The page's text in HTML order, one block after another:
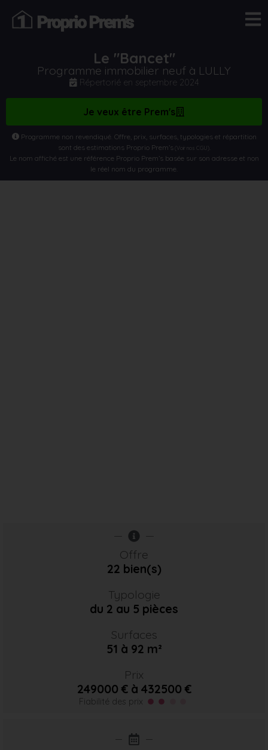
Le "Bancet"
Programme immobilier neuf à LULLY
Répertorié en septembre 2024
Je veux être Prem's
Programme non revendiqué. Offre, prix, surfaces, typologies et répartition
sont des estimations Proprio Prem’s(Voir nos CGU)
Le nom affiché est une référence Proprio Prem’s basée sur son adresse et non
le réel nom du programme.
Offre
22 bien(s)
Typologie
du 2 au 5 pièces
Surfaces
51 à 92 m²
Prix
249000 € à 432500 €
Fiabilité des prix